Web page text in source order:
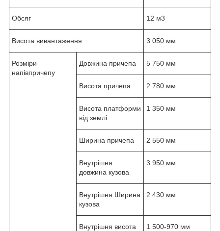
Обсяг 12 м3
Висота вивантаження 3 050 мм
Розміри
напівпричепу
Довжина причепа 5 750 мм
Висота причепа 2 780 мм
Висота платформи
від землі
1 350 мм
Ширина причепа 2 550 мм
Внутрішня
довжина кузова
3 950 мм
Внутрішня Ширина
кузова
2 430 мм
Внутрішня висота
1 500-970 мм